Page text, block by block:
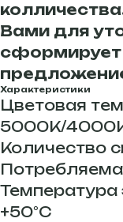
Вами для
сформирует
Характеристики
Цветовая
5000К/
Количество
Температура
+50°С